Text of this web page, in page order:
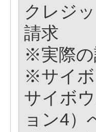
クレジ
請求
※実際の
※サイボ
サイボ
ョン4）